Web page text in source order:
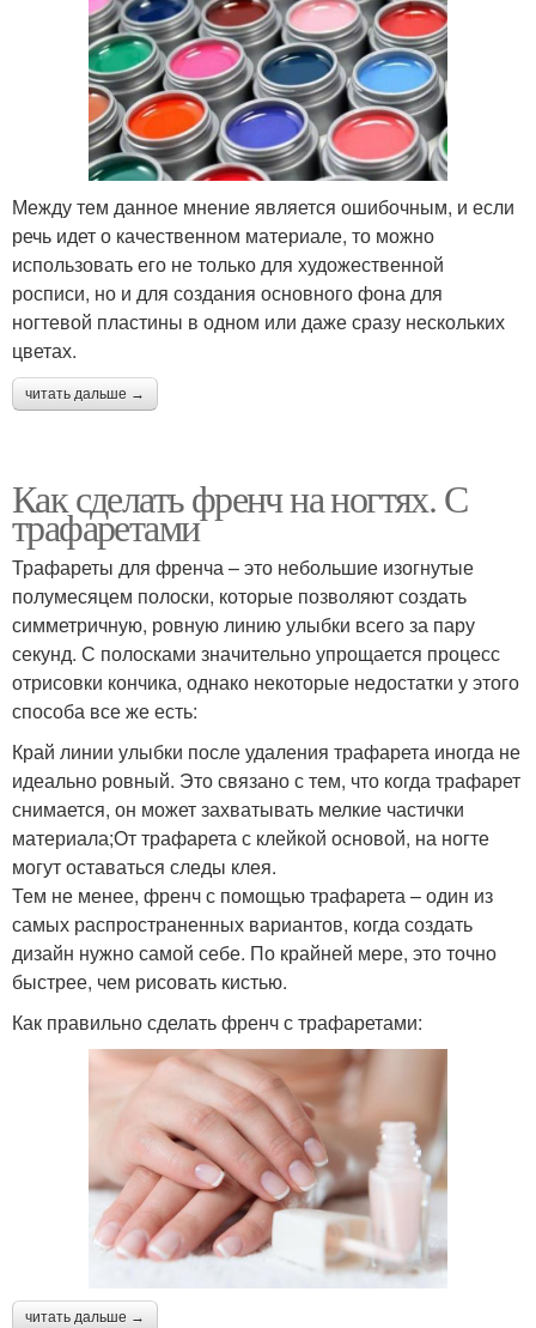
Между тем данное мнение является ошибочным, и если
речь идет о качественном материале, то можно
использовать его не только для художественной
росписи, но и для создания основного фона для
ногтевой пластины в одном или даже сразу нескольких
цветах.
читать дальше →
Как сделать френч на ногтях. С
трафаретами
Трафареты для френча – это небольшие изогнутые
полумесяцем полоски, которые позволяют создать
симметричную, ровную линию улыбки всего за пару
секунд. С полосками значительно упрощается процесс
отрисовки кончика, однако некоторые недостатки у этого
способа все же есть:
Край линии улыбки после удаления трафарета иногда не
идеально ровный. Это связано с тем, что когда трафарет
снимается, он может захватывать мелкие частички
материала;От трафарета с клейкой основой, на ногте
могут оставаться следы клея.
Тем не менее, френч с помощью трафарета – один из
самых распространенных вариантов, когда создать
дизайн нужно самой себе. По крайней мере, это точно
быстрее, чем рисовать кистью.
Как правильно сделать френч с трафаретами:
читать дальше →